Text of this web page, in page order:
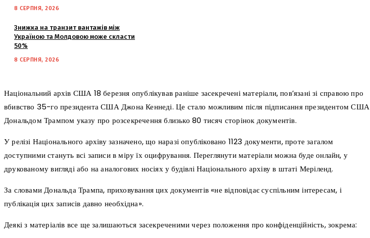
8 СЕРПНЯ, 2026
Знижка на транзит вантажів між
Україною та Молдовою може скласти
50%
8 СЕРПНЯ, 2026
Національний архів США 18 березня опублікував раніше засекречені матеріали, пов’язані зі справою про
вбивство 35-го президента США Джона Кеннеді. Це стало можливим після підписання президентом США
Дональдом Трампом указу про розсекречення близько 80 тисяч сторінок документів.
У релізі Національного архіву зазначено, що наразі опубліковано 1123 документи, проте загалом
доступними стануть всі записи в міру їх оцифрування. Переглянути матеріали можна буде онлайн, у
друкованому вигляді або на аналогових носіях у будівлі Національного архіву в штаті Меріленд.
За словами Дональда Трампа, приховування цих документів «не відповідає суспільним інтересам, і
публікація цих записів давно необхідна».
Деякі з матеріалів все ще залишаються засекреченими через положення про конфіденційність, зокрема: